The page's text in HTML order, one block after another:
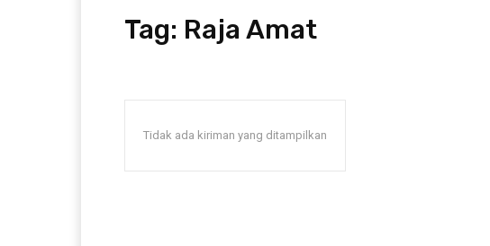
Tag: Raja Amat
Tidak ada kiriman yang ditampilkan